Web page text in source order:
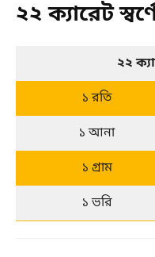
২২ ক্যারেট
২২
১ রতি
১ আনা
১ গ্রাম
১ ভরি